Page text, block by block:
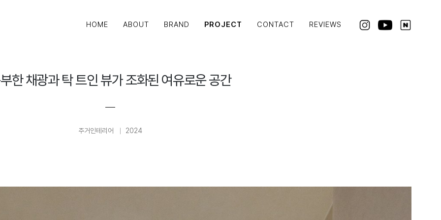
HOME ABOUT BRAND PROJECT CONTACT REVIEWS
한 채광과 탁 트인 뷰가 조화된 여유로운 공간
주거인테리어 2024